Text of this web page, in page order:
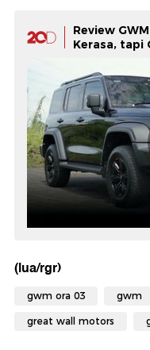
Review
Kerasa, tapi
(lua/rgr)
gwm ora 03 gwm
great wall motors